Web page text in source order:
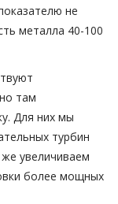
не
металла 40-100
там
Для них мы
турбин
увеличиваем
более мощных